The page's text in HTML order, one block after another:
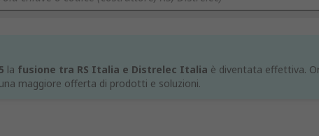
la fusione tra RS Italia e Distrelec Italia è diventata effettiva.
maggiore offerta di prodotti e soluzioni.